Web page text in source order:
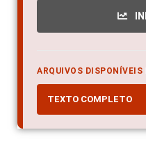
ARQUIVOS DISPONÍVEIS
TEXTO COMPLETO